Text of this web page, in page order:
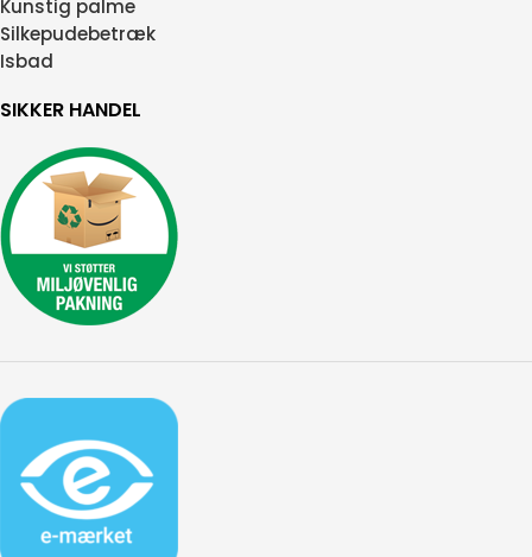
Kunstig palme
Silkepudebetræk
Isbad
SIKKER HANDEL